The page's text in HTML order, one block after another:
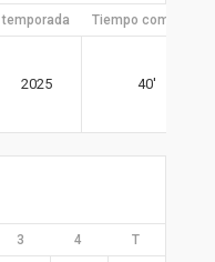
temporada Tiempo completo
2025 40′
3 4 T